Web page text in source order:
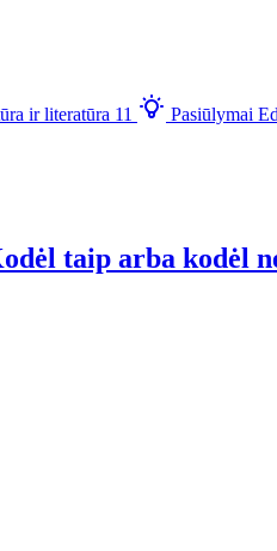
ir literatūra 11 Pasiūlymai
taip arba kodėl